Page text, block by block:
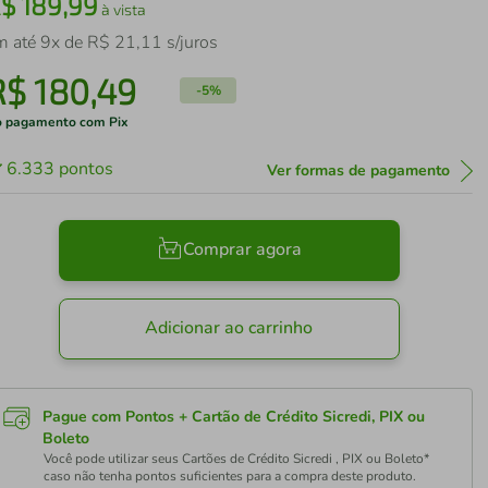
à vista
até 9x de R$ 21,11 s/juros
180,49 -5%
pagamento com Pix
6.333 pontos Ver formas de pagamento
Comprar agora
Adicionar ao carrinho
Pague com Pontos + Cartão de Crédito Sicredi, PIX ou
Boleto
Você pode utilizar seus Cartões de Crédito Sicredi , PIX ou Boleto*
caso não tenha pontos suficientes para a compra deste produto.